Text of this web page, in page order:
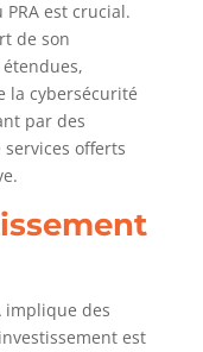
est crucial.
de son
la cybersécurité
par des
offerts
implique des
est